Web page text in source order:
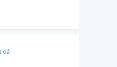
cả